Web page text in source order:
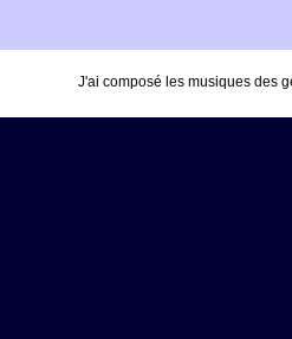
J'ai composé les musiques des